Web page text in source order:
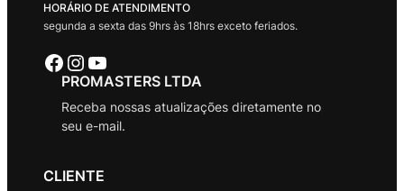
HORÁRIO DE ATENDIMENTO
segunda a sexta das 9hrs às 18hrs exceto feriados.
Facebook Instagram Youtube
PROMASTERS LTDA
Receba nossas atualizações diretamente no
seu e-mail.
CLIENTE